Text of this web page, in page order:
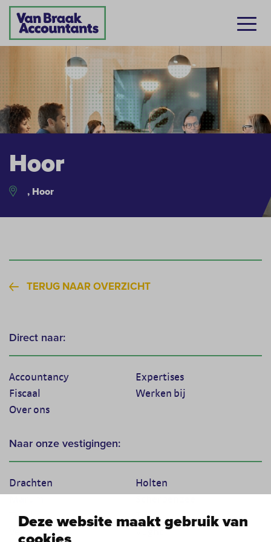
Deze website maakt gebruik van
Hoor
, Hoor
TERUG NAAR OVERZICHT
Direct naar:
Accountancy
Expertises
Fiscaal
Werken bij
Over ons
Naar onze vestigingen:
Drachten
Holten
Texel
Tiel
Veenendaal